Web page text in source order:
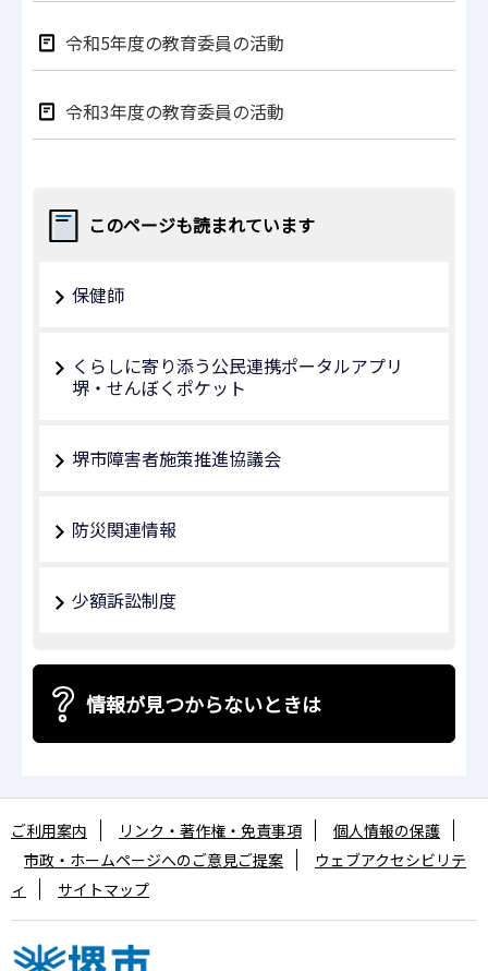
令和5年度の教育委員の活動
令和3年度の教育委員の活動
このページも読まれています
保健師
くらしに寄り添う公民連携ポータルアプリ
堺・せんぼくポケット
堺市障害者施策推進協議会
防災関連情報
少額訴訟制度
情報が見つからないときは
ご利用案内 リンク・著作権・免責事項
個人情報の保護
市政・ホームページへのご意見ご提案
ウェブアクセシビリテ
ィ
サイトマップ